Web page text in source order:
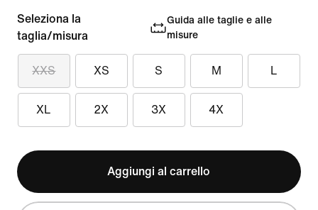
Seleziona la
taglia/misura
Guida alle taglie e alle
misure
XXS XS S M L
XL 2X 3X 4X
Aggiungi al carrello